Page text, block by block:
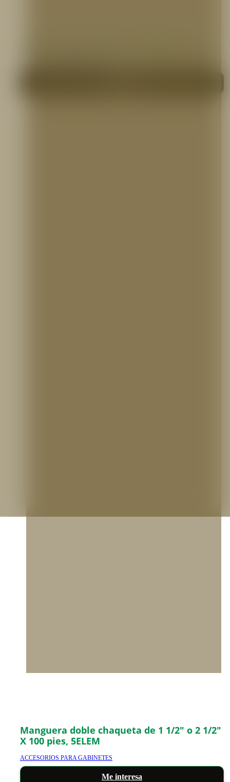
Manguera doble chaqueta de 1 1/2″ o 2 1/2″
X 100 pies, 5ELEM
ACCESORIOS PARA GABINETES
Me interesa